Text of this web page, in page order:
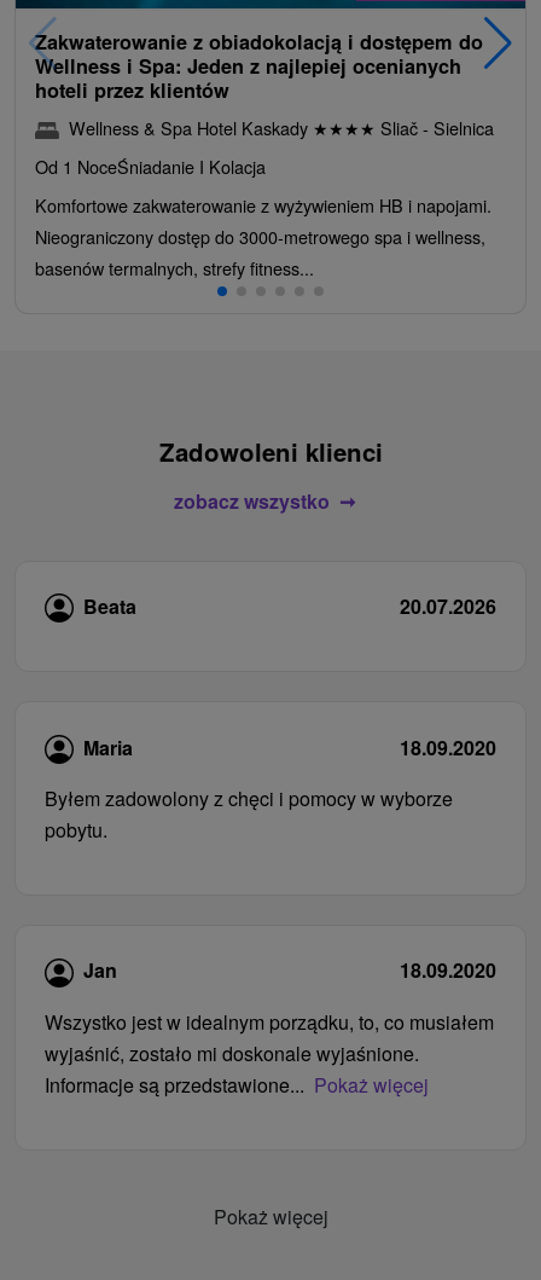
Zakwaterowanie z obiadokolacją i dostępem do
Wellness i Spa: Jeden z najlepiej ocenianych
hoteli przez klientów
Wellness & Spa Hotel Kaskady ★★★★ Sliač - Sielnica
Od 1 NoceŚniadanie I Kolacja
Komfortowe zakwaterowanie z wyżywieniem HB i napojami.
Nieograniczony dostęp do 3000-metrowego spa i wellness,
basenów termalnych, strefy fitness...
Zadowoleni klienci
zobacz wszystko
Beata 20.07.2026
Maria
18.09.2020
Byłem zadowolony z chęci i pomocy w wyborze
pobytu.
Jan
18.09.2020
Wszystko jest w idealnym porządku, to, co musiałem
wyjaśnić, zostało mi doskonale wyjaśnione.
Informacje są przedstawione... Pokaż więcej
Pokaż więcej